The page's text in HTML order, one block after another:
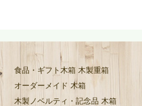
食品・ギフト木箱 木製重箱
オーダーメイド 木箱
木製ノベルティ・記念品 木箱